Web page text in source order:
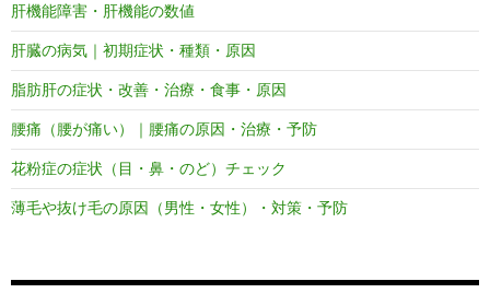
肝機能障害・肝機能の数値
肝臓の病気｜初期症状・種類・原因
脂肪肝の症状・改善・治療・食事・原因
腰痛（腰が痛い）｜腰痛の原因・治療・予防
花粉症の症状（目・鼻・のど）チェック
薄毛や抜け毛の原因（男性・女性）・対策・予防